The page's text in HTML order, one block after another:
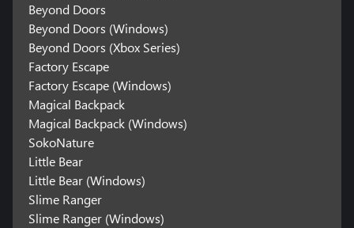
Beyond Doors
Beyond Doors (Windows)
Beyond Doors (Xbox Series)
Factory Escape
Factory Escape (Windows)
Magical Backpack
Magical Backpack (Windows)
SokoNature
Little Bear
Little Bear (Windows)
Slime Ranger
Slime Ranger (Windows)